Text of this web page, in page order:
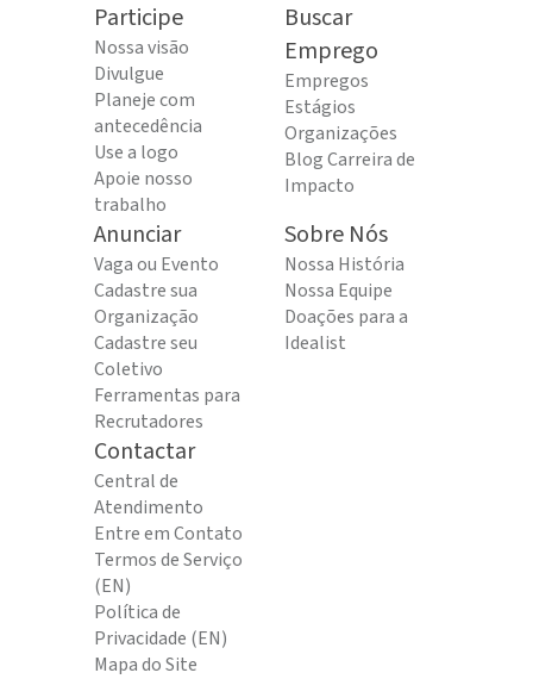
Participe
Nossa visão
Divulgue
Planeje com
antecedência
Use a logo
Apoie nosso
trabalho
Buscar
Emprego
Empregos
Estágios
Organizações
Blog Carreira de
Impacto
Anunciar
Vaga ou Evento
Cadastre sua
Organização
Cadastre seu
Coletivo
Ferramentas para
Recrutadores
Sobre Nós
Nossa História
Nossa Equipe
Doações para a
Idealist
Contactar
Central de
Atendimento
Entre em Contato
Termos de Serviço
(EN)
Política de
Privacidade (EN)
Mapa do Site